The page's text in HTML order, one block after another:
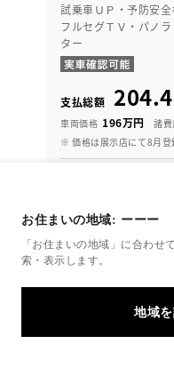
お住まいの地域: ーーー
「お住まいの地域」に合わせ
索・表示します。
試乗車ＵＰ・予防安
フルセグＴＶ・パノ
ター
支払総額 204.4
車両価格 196万円 諸費
※ 価格は展示店にて8月登
年式 2025年(R7年)
修復 なし
整備 定期点検整備付